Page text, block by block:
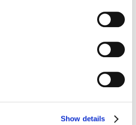
Show details